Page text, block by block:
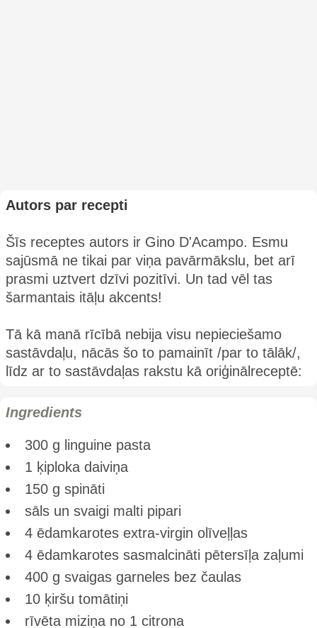
Autors par recepti
Šīs receptes autors ir Gino D'Acampo. Esmu
sajūsmā ne tikai par viņa pavārmākslu, bet arī
prasmi uztvert dzīvi pozitīvi. Un tad vēl tas
šarmantais itāļu akcents!
Tā kā manā rīcībā nebija visu nepieciešamo
sastāvdaļu, nācās šo to pamainīt /par to tālāk/,
līdz ar to sastāvdaļas rakstu kā oriģinālreceptē:
Ingredients
300 g linguine pasta
1 ķiploka daiviņa
150 g spināti
sāls un svaigi malti pipari
4 ēdamkarotes extra-virgin olīveļļas
4 ēdamkarotes sasmalcināti pētersīļa zaļumi
400 g svaigas garneles bez čaulas
10 ķiršu tomātiņi
rīvēta miziņa no 1 citrona